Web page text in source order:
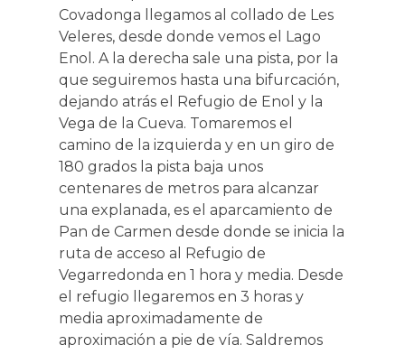
Covadonga llegamos al collado de Les
Veleres, desde donde vemos el Lago
Enol. A la derecha sale una pista, por la
que seguiremos hasta una bifurcación,
dejando atrás el Refugio de Enol y la
Vega de la Cueva. Tomaremos el
camino de la izquierda y en un giro de
180 grados la pista baja unos
centenares de metros para alcanzar
una explanada, es el aparcamiento de
Pan de Carmen desde donde se inicia la
ruta de acceso al Refugio de
Vegarredonda en 1 hora y media. Desde
el refugio llegaremos en 3 horas y
media aproximadamente de
aproximación a pie de vía. Saldremos